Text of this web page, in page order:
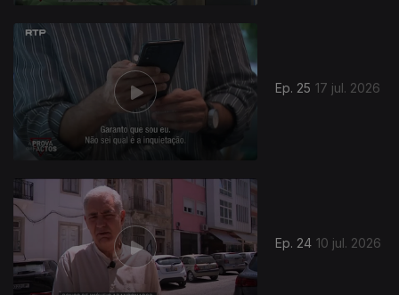
Ep. 25 17 jul. 2026
Ep. 24 10 jul. 2026